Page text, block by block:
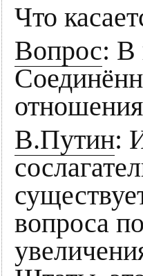
Что
Вопрос: В
В.Путин:
вопроса